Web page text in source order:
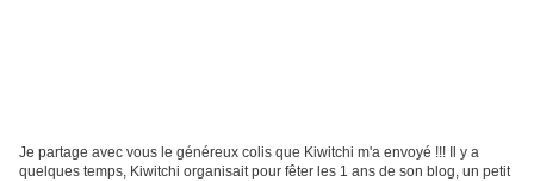
Je partage avec vous le généreux colis que Kiwitchi m'a envoyé !!! Il y a
quelques temps, Kiwitchi organisait pour fêter les 1 ans de son blog, un petit